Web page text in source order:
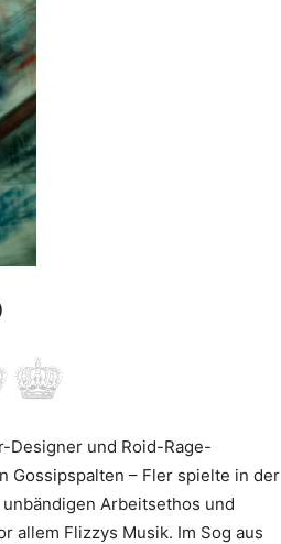
Designer und Roid-Rage-
Gossipspalten – Fler spielte in der
Arbeitsethos und
allem Flizzys Musik. Im Sog aus